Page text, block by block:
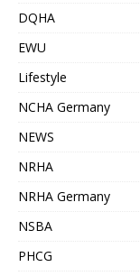
DQHA
EWU
Lifestyle
NCHA Germany
NEWS
NRHA
NRHA Germany
NSBA
PHCG